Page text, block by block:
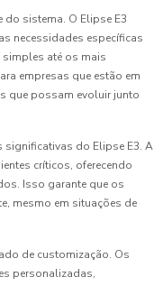
sistema. O Elipse E3
necessidades específicas
até os mais
empresas que estão em
que possam evoluir junto
significativas do Elipse E3. A
críticos, oferecendo
Isso garante que os
mesmo em situações de
de customização. Os
personalizadas,